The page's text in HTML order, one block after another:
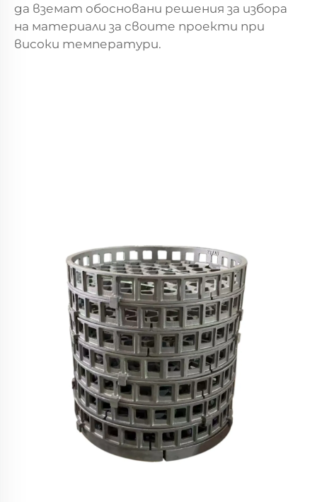
да вземат обосновани решения за избора
на материали за своите проекти при
високи температури.